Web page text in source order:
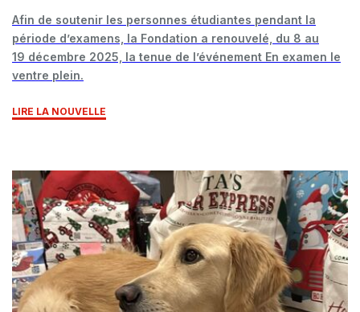
Afin de soutenir les personnes étudiantes pendant la
période d’examens, la Fondation a renouvelé, du 8 au
19 décembre 2025, la tenue de l’événement En examen le
ventre plein.
LIRE LA NOUVELLE